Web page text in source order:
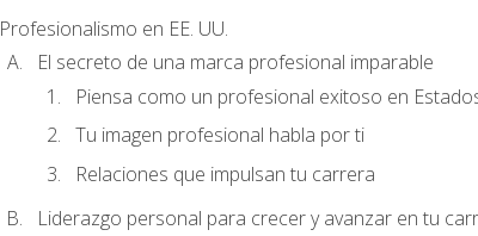
Profesionalismo en EE. UU.
El secreto de una marca profesional imparable
Piensa como un profesional exitoso en
Tu imagen profesional habla por ti
Relaciones que impulsan tu carrera
Liderazgo personal para crecer y avanzar en tu